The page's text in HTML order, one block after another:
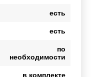
есть
есть
по
необходимости
в комплекте